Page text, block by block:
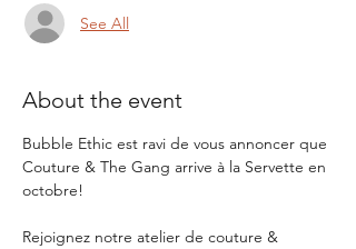
See All
About the event
Bubble Ethic est ravi de vous annoncer que
Couture & The Gang arrive à la Servette en
octobre!
Rejoignez notre atelier de couture &